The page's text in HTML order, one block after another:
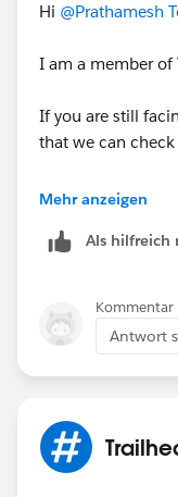
Hi @Prathamesh
I am a member of
If you are still
that we can
Looking forward
Thank you !
Regards,
Ramu S.
Mehr anzeigen
Als hilfreich
Kommentar
Antwort